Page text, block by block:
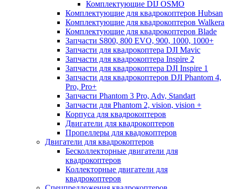
Комплектующие DIJ OSMO
Комплектующие для квадрокоптеров Hubsan
Комплектующие для квадрокоптеров Walkera
Комплектующие для квадрокоптеров Blade
Запчасти S800, 800 EVO, 900, 1000, 1000+
Запчасти для квадрокоптера DJI Mavic
Запчасти для квадрокоптера Inspire 2
Запчасти для квадрокоптера DJI Inspire 1
Запчасти для квадрокоптеров DJI Phantom 4,
Pro, Pro+
Запчасти Phantom 3 Pro, Adv, Standart
Запчасти для Phantom 2, vision, vision +
Корпуса для квадрокоптеров
Двигатели для квадрокоптеров
Пропеллеры для квадокоптеров
Двигатели для квадрокоптеров
Бесколлекторные двигатели для
квадрокоптеров
Коллекторные двигатели для
квадрокоптеров